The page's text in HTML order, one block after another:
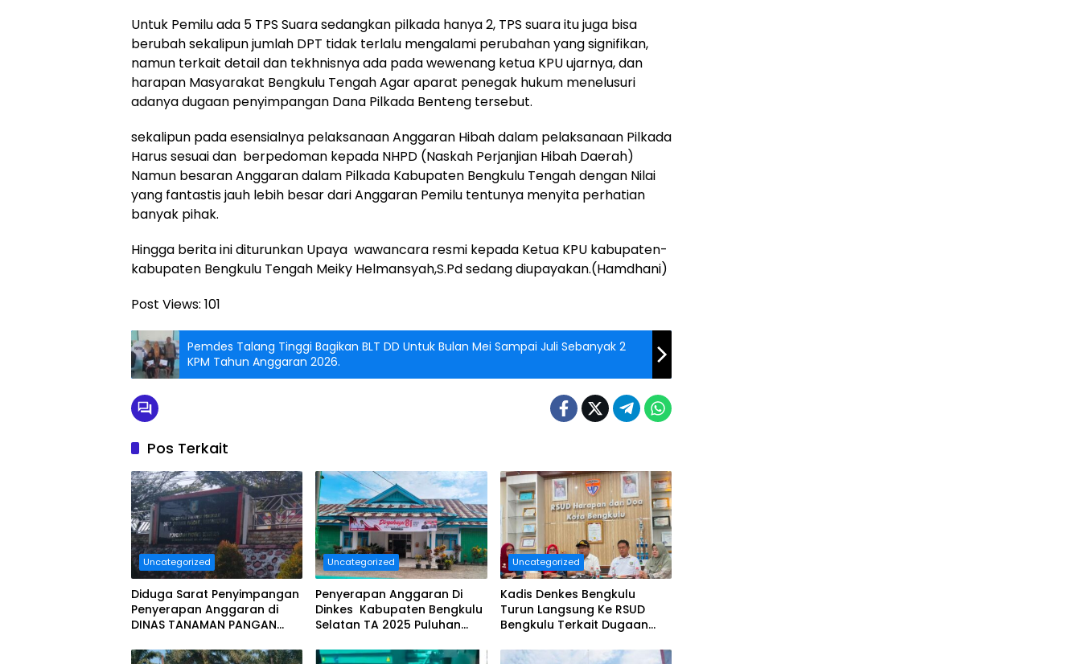
Untuk Pemilu ada 5 TPS Suara sedangkan pilkada hanya 2, TPS suara itu juga bisa
berubah sekalipun jumlah DPT tidak terlalu mengalami perubahan yang signifikan,
namun terkait detail dan tekhnisnya ada pada wewenang ketua KPU ujarnya, dan
harapan Masyarakat Bengkulu Tengah Agar aparat penegak hukum menelusuri
adanya dugaan penyimpangan Dana Pilkada Benteng tersebut.
sekalipun pada esensialnya pelaksanaan Anggaran Hibah dalam pelaksanaan Pilkada
Harus sesuai dan berpedoman kepada NHPD (Naskah Perjanjian Hibah Daerah)
Namun besaran Anggaran dalam Pilkada Kabupaten Bengkulu Tengah dengan Nilai
yang fantastis jauh lebih besar dari Anggaran Pemilu tentunya menyita perhatian
banyak pihak.
Hingga berita ini diturunkan Upaya wawancara resmi kepada Ketua KPU kabupaten-
kabupaten Bengkulu Tengah Meiky Helmansyah,S.Pd sedang diupayakan.(Hamdhani)
Post Views: 101
Pemdes Talang Tinggi Bagikan BLT DD Untuk Bulan Mei Sampai Juli Sebanyak 2
KPM Tahun Anggaran 2026.
Pos Terkait
Uncategorized
Diduga Sarat Penyimpangan
Penyerapan Anggaran di
DINAS TANAMAN PANGAN
PERKEBUNAN PROVINSI
Uncategorized
Penyerapan Anggaran Di
Dinkes Kabupaten Bengkulu
Selatan TA 2025 Puluhan
Dan Segera Dilaporkan.
Uncategorized
Kadis Denkes Bengkulu
Turun Langsung Ke RSUD
Bengkulu Terkait Dugaan